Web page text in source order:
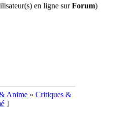
en ligne surForum)
Anime » Critiques &
]